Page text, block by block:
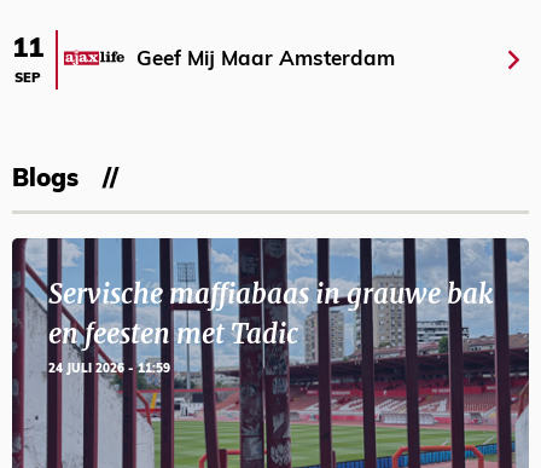
11
SEP
Geef Mij Maar Amsterdam
Blogs
Servische maffiabaas in grauwe bak
en feesten met Tadic
24 JULI 2026 - 11:59